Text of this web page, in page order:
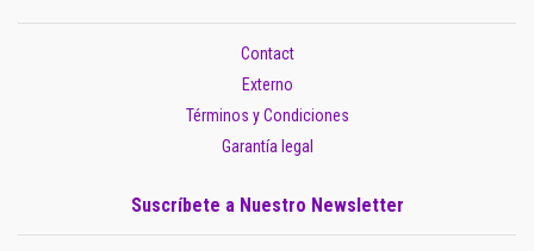
Contact
Externo
Términos y Condiciones
Garantía legal
Suscríbete a Nuestro Newsletter